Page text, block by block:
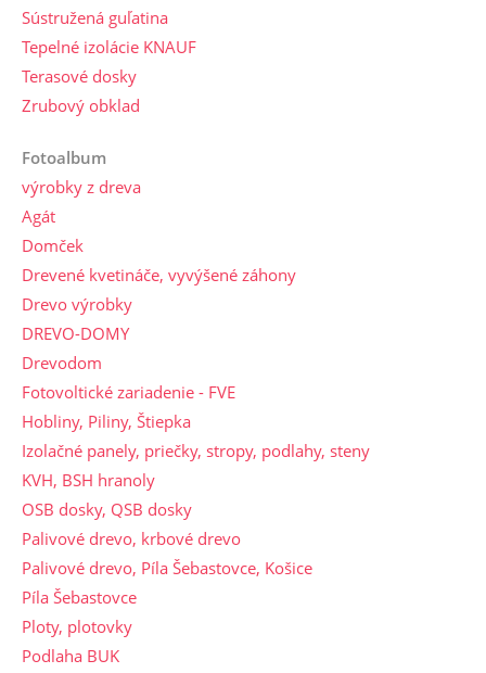
Sústružená guľatina
Tepelné izolácie KNAUF
Terasové dosky
Zrubový obklad
Fotoalbum
výrobky z dreva
Agát
Domček
Drevené kvetináče, vyvýšené záhony
Drevo výrobky
DREVO-DOMY
Drevodom
Fotovoltické zariadenie - FVE
Hobliny, Piliny, Štiepka
Izolačné panely, priečky, stropy, podlahy, steny
KVH, BSH hranoly
OSB dosky, QSB dosky
Palivové drevo, krbové drevo
Palivové drevo, Píla Šebastovce, Košice
Píla Šebastovce
Ploty, plotovky
Podlaha BUK